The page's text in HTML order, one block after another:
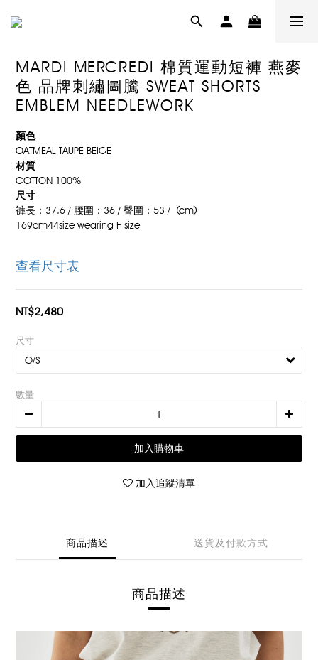
MARDI MERCREDI 棉質運動短褲 燕麥
色 品牌刺繡圖騰 SWEAT SHORTS
EMBLEM NEEDLEWORK
顏色
OATMEAL TAUPE BEIGE
材質
COTTON 100%
尺寸
褲長：37.6 / 腰圍：36 / 臀圍：53 /  (cm)
169cm44size wearing F size
查看尺寸表
NT$2,480
尺寸
數量
加入購物車
加入追蹤清單
商品描述 送貨及付款方式
商品描述